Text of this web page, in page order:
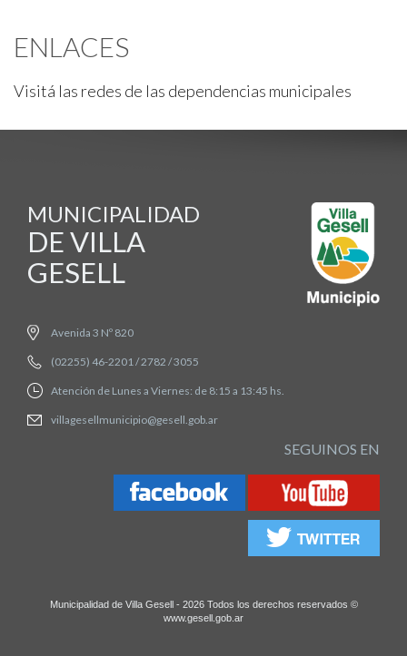
ENLACES
Visitá las redes de las dependencias municipales
MUNICIPALIDAD
DE VILLA
GESELL
Avenida 3 Nº 820
(02255) 46-2201 / 2782 / 3055
Atención de Lunes a Viernes: de 8:15 a 13:45 hs.
villagesellmunicipio@gesell.gob.ar
SEGUINOS EN
Municipalidad de Villa Gesell - 2026 Todos los derechos reservados ©
www.gesell.gob.ar